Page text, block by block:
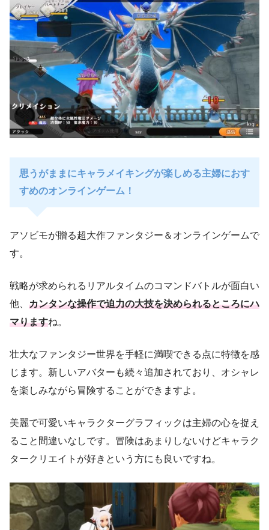
思うがままにキャラメイキングが楽しめる主婦におす
すめのオンラインゲーム！
アソビモが贈る超大作ファンタジー＆オンラインゲームで
す。
戦略が求められるリアルタイムのコマンドバトルが面白い
他、 カンタンな操作で迫力の大技を決められるところにハ
マりますね。
壮大なファンタジー世界を手軽に満喫できる点に特徴を感
じます。新しいアバターも続々追加されており、オシャレ
を楽しみながら冒険することができますよ。
美麗で可愛いキャラクターグラフィックは主婦の心を捉え
ること間違いなしです。冒険はあまりしないけどキャラク
タークリエイトが好きという方にも良いですね。